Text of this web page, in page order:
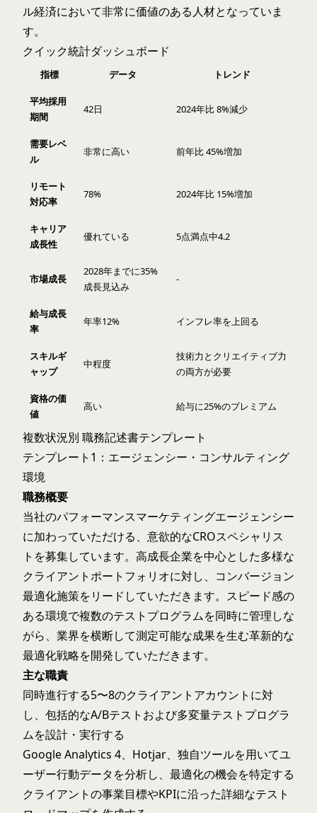
ル経済において非常に価値のある人材となっていま
す。
クイック統計ダッシュボード
指標 データ トレンド
平均採用
期間
42日 2024年比 8%減少
需要レベ
ル
非常に高い 前年比 45%増加
リモート
対応率
78% 2024年比 15%増加
キャリア
成長性
優れている 5点満点中4.2
市場成長
2028年までに35%
成長見込み
-
給与成長
率
年率12% インフレ率を上回る
スキルギ
ャップ
中程度
技術力とクリエイティブ力
の両方が必要
資格の価
値
高い 給与に25%のプレミアム
複数状況別 職務記述書テンプレート
テンプレート1：エージェンシー・コンサルティング
環境
職務概要
当社のパフォーマンスマーケティングエージェンシー
に加わっていただける、意欲的なCROスペシャリス
トを募集しています。高成長企業を中心とした多様な
クライアントポートフォリオに対し、コンバージョン
最適化施策をリードしていただきます。スピード感の
ある環境で複数のテストプログラムを同時に管理しな
がら、業界を横断して測定可能な成果を生む革新的な
最適化戦略を開発していただきます。
主な職責
同時進行する5〜8のクライアントアカウントに対
し、包括的なA/Bテストおよび多変量テストプログラ
ムを設計・実行する
Google Analytics 4、Hotjar、独自ツールを用いてユ
ーザー行動データを分析し、最適化の機会を特定する
クライアントの事業目標やKPIに沿った詳細なテスト